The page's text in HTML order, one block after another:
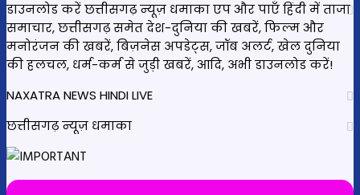
डाउनलोड करें छत्तीसगढ़ न्यूज़ धमाका एप और पाएँ हिंदी में ताजा
समाचार, छत्तीसगढ़ समेत देश-दुनिया की खबरें, फिल्म और
मनोरंजन की खबरें, बिज़नेस अपडेट्स, जॉब अलर्ट, खेल दुनिया
की हलचल, धर्म-कर्म से जुड़ी खबरें, आदि, अभी डाउनलोड करें!
NAXATRA NEWS HINDI LIVE
छत्तीसगढ़ न्यूज़ धमाका